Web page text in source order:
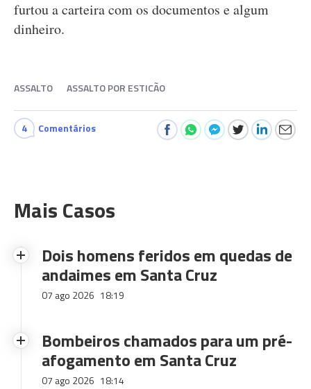
furtou a carteira com os documentos e algum
dinheiro.
ASSALTO ASSALTO POR ESTICÃO
4 Comentários
Mais Casos
Dois homens feridos em quedas de
andaimes em Santa Cruz
07 ago 2026 18:19
Bombeiros chamados para um pré-
afogamento em Santa Cruz
07 ago 2026 18:14